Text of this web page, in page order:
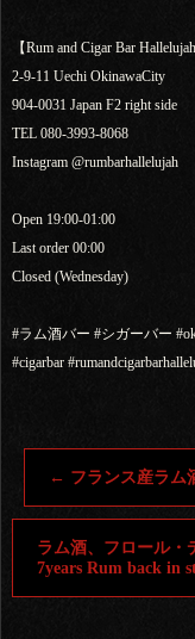
【Rum and Cigar Bar Hallelujah
2-9-11 Uechi OkinawaCity
904-0031 Japan F2 right side
TEL 080-3993-8068
Instagram @rumbarhallelujah
Open 19:00-01:00
Last order 00:00
Closed (Wednesday)
#ラム酒バー #シガーバー
#cigarbar
← フランス産ラム
ラム酒、フロール・
7years Rum back in